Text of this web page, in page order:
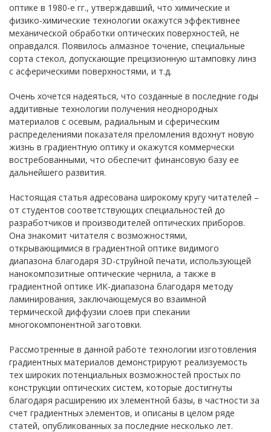
оптике в 1980-е гг., утверждавший, что химические и
физико-химические технологии окажутся эффективнее
механической обработки оптических поверхностей, не
оправдался. Появилось алмазное точение, специальные
сорта стекол, допускающие прецизионную штамповку линз
с асферическими поверхностями, и т.д.
Очень хочется надеяться, что созданные в последние годы
аддитивные технологии получения неоднородных
материалов с осевым, радиальным и сферическим
распределениями показателя преломления вдохнут новую
жизнь в градиентную оптику и окажутся коммерчески
востребованными, что обеспечит финансовую базу ее
дальнейшего развития.
Настоящая статья адресована широкому кругу читателей –
от студентов соответствующих специальностей до
разработчиков и производителей оптических приборов.
Она знакомит читателя с возможностями,
открывающимися в градиентной оптике видимого
диапазона благодаря 3D-струйной печати, использующей
нанокомпозитные оптические чернила, а также в
градиентной оптике ИК-диапазона благодаря методу
ламинирования, заключающемуся во взаимной
термической диффузии слоев при спекании
многокомпонентной заготовки.
Рассмотренные в данной работе технологии изготовления
градиентных материалов демонстрируют реализуемость
тех широких потенциальных возможностей простых по
конструкции оптических систем, которые достигнуты
благодаря расширению их элементной базы, в частности за
счет градиентных элементов, и описаны в целом ряде
статей, опубликованных за последние несколько лет.